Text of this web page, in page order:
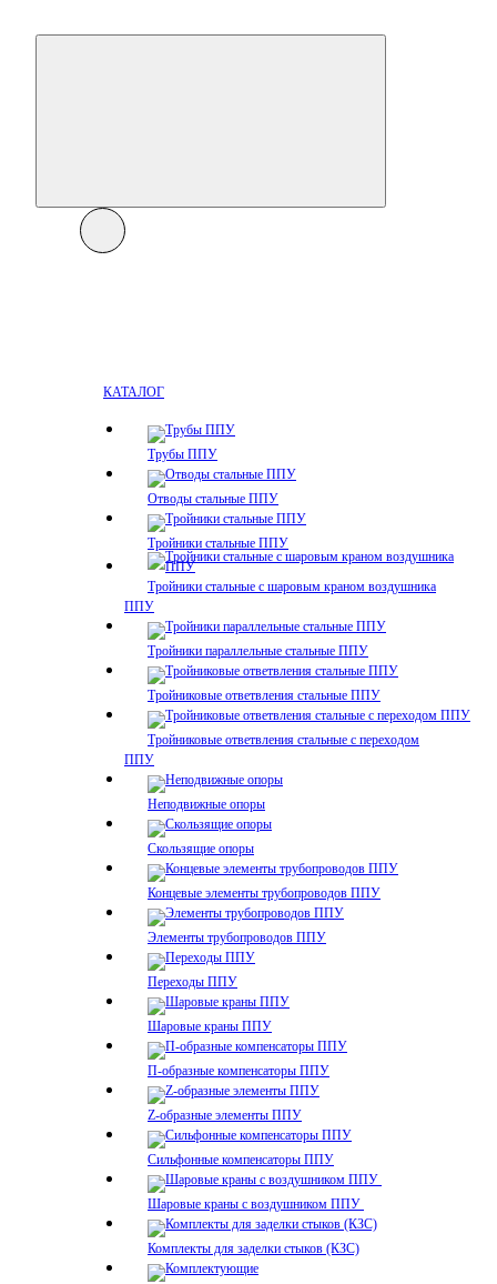
КАТАЛОГ
Трубы ППУ
Отводы стальные ППУ
Тройники стальные ППУ
Тройники стальные с шаровым краном воздушника
ППУ
Тройники параллельные стальные ППУ
Тройниковые ответвления стальные ППУ
Тройниковые ответвления стальные с переходом
ППУ
Неподвижные опоры
Скользящие опоры
Концевые элементы трубопроводов ППУ
Элементы трубопроводов ППУ
Переходы ППУ
Шаровые краны ППУ
П-образные компенсаторы ППУ
Z-образные элементы ППУ
Сильфонные компенсаторы ППУ
Шаровые краны с воздушником ППУ
Комплекты для заделки стыков (КЗС)